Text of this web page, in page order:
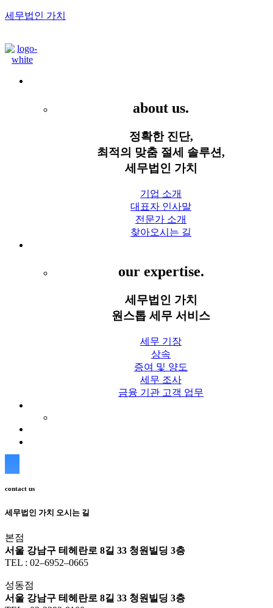
세무법인 가치
about us.
정확한 진단,
최적의 맞춤 절세 솔루션,
세무법인 가치
기업 소개
대표자 인사말
전문가 소개
찾아오시는 길
our expertise.
세무법인 가치
원스톱 세무 서비스
세무 기장
상속
증여 및 양도
세무 조사
금융 기관 고객 업무
contact us
세무법인 가치 오시는 길
본점
서울 강남구 테헤란로 8길 33 청원빌딩 3층
TEL : 02–6952–0665
성동점
서울 강남구 테헤란로 8길 33 청원빌딩 3층